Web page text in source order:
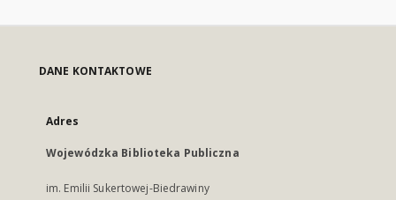
DANE KONTAKTOWE
Adres
Wojewódzka Biblioteka Publiczna
im. Emilii Sukertowej-Biedrawiny